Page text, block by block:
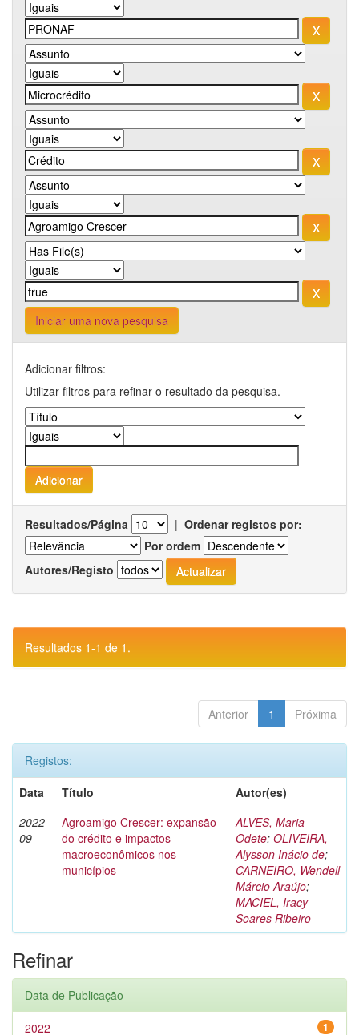
Iniciar uma nova pesquisa
Adicionar filtros:
Utilizar filtros para refinar o resultado da pesquisa.
Resultados/Página | Ordenar registos por:
Por ordem
Autores/Registo
Resultados 1-1 de 1.
Anterior 1 Próxima
Registos:
Data
Título
Autor(es)
2022-
09
Agroamigo Crescer: expansão
do crédito e impactos
macroeconômicos nos
municípios
ALVES, Maria
Odete; OLIVEIRA,
Alysson Inácio de;
CARNEIRO, Wendell
Márcio Araújo;
MACIEL, Iracy
Soares Ribeiro
Refinar
Data de Publicação
1
2022